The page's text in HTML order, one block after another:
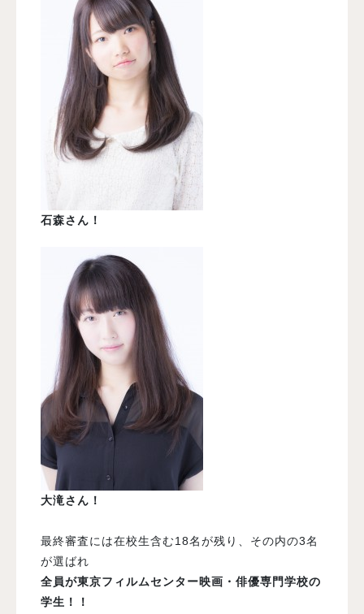
石森さん！
大滝さん！
最終審査には在校生含む18名が残り、その内の3名
が選ばれ
全員が東京フィルムセンター映画・俳優専門学校の
学生！！